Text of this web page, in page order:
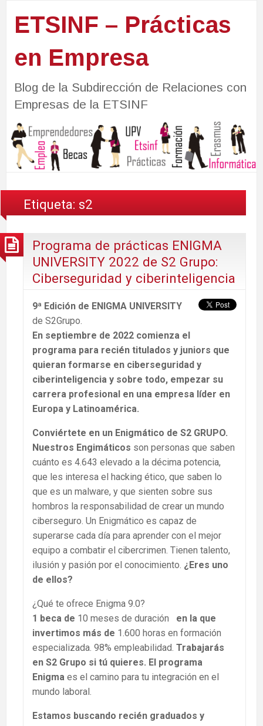
ETSINF – Prácticas
en Empresa
Blog de la Subdirección de Relaciones con
Empresas de la ETSINF
Etiqueta: s2
Programa de prácticas ENIGMA
UNIVERSITY 2022 de S2 Grupo:
Ciberseguridad y ciberinteligencia
9ª Edición de ENIGMA UNIVERSITY
de S2Grupo.
En septiembre de 2022 comienza el
programa para recién titulados y juniors que
quieran formarse en ciberseguridad y
ciberinteligencia y sobre todo, empezar su
carrera profesional en una empresa líder en
Europa y Latinoamérica.
Conviértete en un Enigmático de S2 GRUPO.
Nuestros Engimáticos son personas que saben
cuánto es 4.643 elevado a la décima potencia,
que les interesa el hacking ético, que saben lo
que es un malware, y que sienten sobre sus
hombros la responsabilidad de crear un mundo
ciberseguro. Un Enigmático es capaz de
superarse cada día para aprender con el mejor
equipo a combatir el cibercrimen. Tienen talento,
ilusión y pasión por el conocimiento. ¿Eres uno
de ellos?
¿Qué te ofrece Enigma 9.0?
1 beca de 10 meses de duración en la que
invertimos más de 1.600 horas en formación
especializada. 98% empleabilidad. Trabajarás
en S2 Grupo si tú quieres. El programa
Enigma es el camino para tu integración en el
mundo laboral.
Estamos buscando recién graduados y